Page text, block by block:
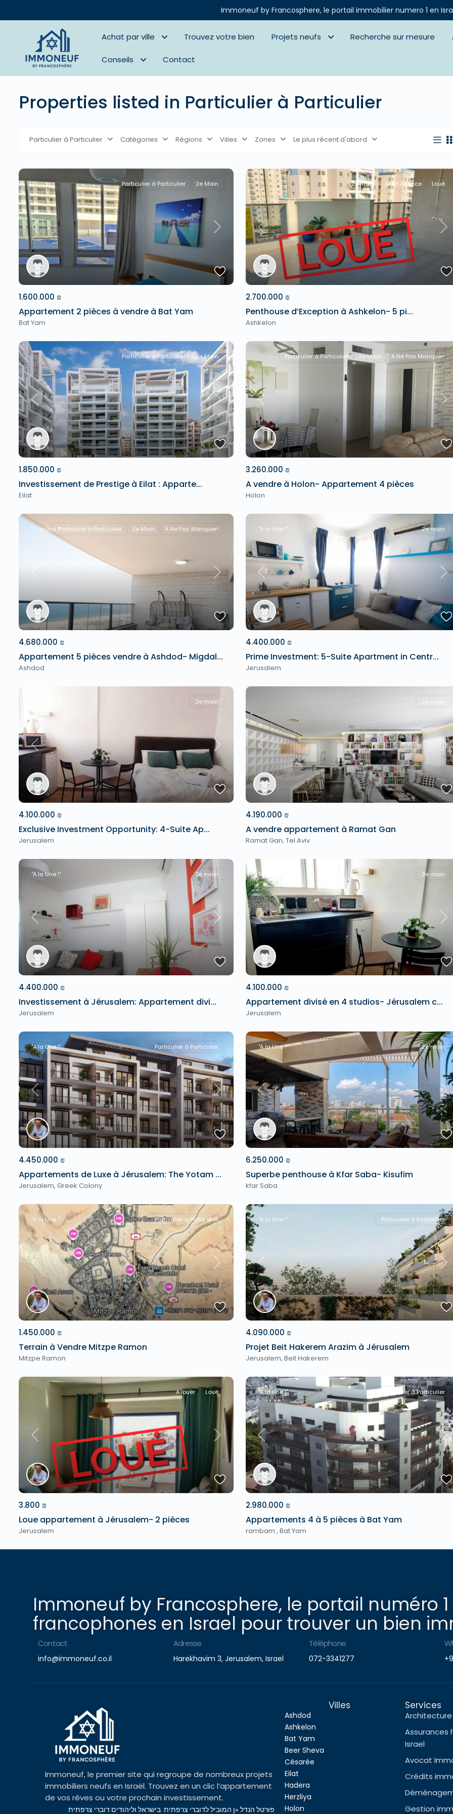
Immoneuf by Francosphere, le portail immobilier numero 1 en
Achat par ville Trouvez votre bien Projets neufs Recherche sur mesure
Conseils Contact
Properties listed in Particulier à Particulier
Particulier à Particulier Catégories Régions Villes Zones Le plus récent d'abord
Previous Next
Particulier à Particulier 2e Main
1.600.000 ₪
Appartement 2 pièces à vendre à Bat Yam
Bat Yam
Previous
2e main Avec Agence Loué
2.700.000 ₪
Penthouse d’Exception à Ashkelon- 5 pi...
Ashkelon
Previous Next
Particulier à Particulier 2e Main
1.850.000 ₪
Investissement de Prestige à Eilat : Apparte...
Eilat
Previous
Particulier à Particulier 2e Main A Ne Pas Manquer!
3.260.000 ₪
A vendre à Holon- Appartement 4 pièces
Holon
Previous Next
"A la Une !"Particulier à Particulier 2e Main A Ne Pas Manquer!
4.680.000 ₪
Appartement 5 pièces vendre à Ashdod- Migdal...
Ashdod
Previous
"A la Une !" 2e main
4.400.000 ₪
Prime Investment: 5-Suite Apartment in Centr...
Jerusalem
Previous Next
2e main
4.100.000 ₪
Exclusive Investment Opportunity: 4-Suite Ap...
Jerusalem
Previous
2e main
4.190.000 ₪
A vendre appartement à Ramat Gan
Ramat Gan, Tel Aviv
Previous Next
"A la Une !" 2e main
4.400.000 ₪
Investissement à Jérusalem: Appartement divi...
Jerusalem
Previous
"A la Une !" 2e main
4.100.000 ₪
Appartement divisé en 4 studios- Jérusalem c...
Jerusalem
Previous Next
"A la Une !" Particulier à Particulier
4.450.000 ₪
Appartements de Luxe à Jérusalem: The Yotam ...
Jerusalem, Greek Colony
Previous
"A la Une !" 2e main
6.250.000 ₪
Superbe penthouse à Kfar Saba- Kisufim
kfar Saba
Previous Next
"A la Une !" Particulier à Particulier
1.450.000 ₪
Terrain à Vendre Mitzpe Ramon
Mitzpe Ramon
Previous
"A la Une !" Particulier à Particulier
4.090.000 ₪
Projet Beit Hakerem Arazim à Jérusalem
Jerusalem, Beit Hakerem
Previous Next
A louer Loué
3.800 ₪
Loue appartement à Jérusalem- 2 pièces
Jerusalem
Previous
"A la Une !" Particulier à Particulier
2.980.000 ₪
Appartements 4 à 5 pièces à Bat Yam
rambam , Bat Yam
Immoneuf by Francosphere, le portail numéro
francophones en Israel pour trouver un bien
Contact
info@immoneuf.co.il
Adresse
Harekhavim 3, Jerusalem, Israel
Téléphone
072-3341277
Immoneuf, le premier site qui regroupe de nombreux projets
immobiliers neufs en Israël. Trouvez en un clic l’appartement
de vos rêves ou votre prochain investissement.
פורטל הנדל »ן המוביל לדוברי צרפתית בישראל וליהודים דוברי צרפתית
Villes
Ashdod
Ashkelon
Bat Yam
Beer Sheva
Césarée
Eilat
Hadera
Herzliya
Holon
Services
Architecture
Assurances
Israel
Avocat
Crédits
Gestion